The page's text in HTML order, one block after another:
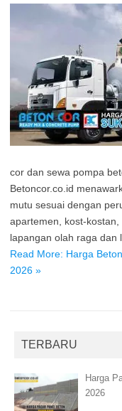
cor dan sewa pompa
Betoncor.co.id
mutu sesuai dengan
apartemen, kost-kostan,
lapangan olah raga dan
Read More: Harga
2026 »
TERBARU
Harga
2026